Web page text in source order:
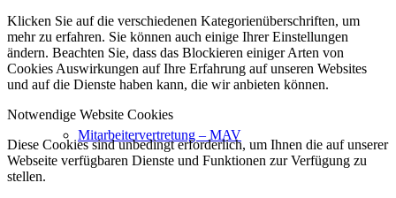
Mitarbeitervertretung – MAV
Klicken Sie auf die verschiedenen Kategorienüberschriften, um
mehr zu erfahren. Sie können auch einige Ihrer Einstellungen
ändern. Beachten Sie, dass das Blockieren einiger Arten von
Cookies Auswirkungen auf Ihre Erfahrung auf unseren Websites
und auf die Dienste haben kann, die wir anbieten können.
Notwendige Website Cookies
Diese Cookies sind unbedingt erforderlich, um Ihnen die auf unserer
Webseite verfügbaren Dienste und Funktionen zur Verfügung zu
stellen.